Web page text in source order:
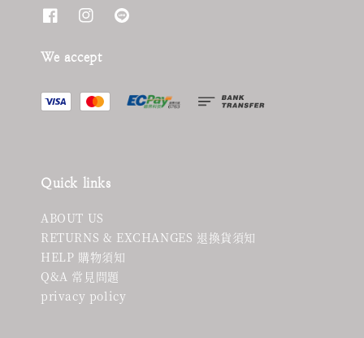
We accept
Quick links
ABOUT US
RETURNS & EXCHANGES 退換貨須知
HELP 購物須知
Q&A 常見問題
privacy policy